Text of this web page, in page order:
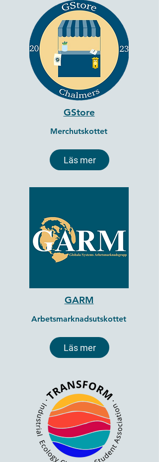
GStore
Merchutskottet
Läs mer
GARM
Arbetsmarknadsutskottet
Läs mer